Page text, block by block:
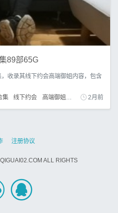
89部65G
收录其线下约会高端御姐内容，包含
集 线下约会 高端御姐 大长腿御姐
2月前
注册协议
ALL RIGHTS